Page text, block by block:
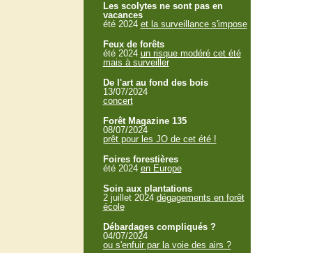
Les scolytes ne sont pas en
vacances
été 2024 et la surveillance s'impose
Feux de forêts
été 2024 un risque modéré cet été
mais à surveiller
De l'art au fond des bois
13/07/2024
concert
Forêt Magazine 135
08/07/2024
prêt pour les JO de cet été !
Foires forestières
été 2024 en Europe
Soin aux plantations
2 juillet 2024 dégagements en forêt
école
Débardages compliqués ?
04/07/2024
ou s'enfuir par la voie des airs ?